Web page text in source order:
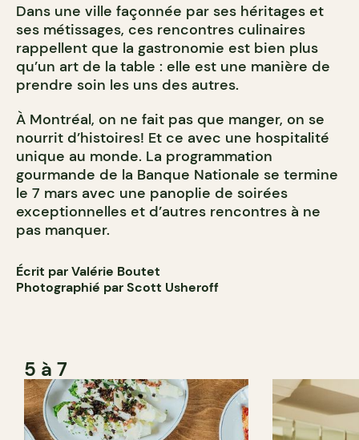
Dans une ville façonnée par ses héritages et
ses métissages, ces rencontres culinaires
rappellent que la gastronomie est bien plus
qu’un art de la table : elle est une manière de
prendre soin les uns des autres.
À Montréal, on ne fait pas que manger, on se
nourrit d’histoires! Et ce avec une hospitalité
unique au monde. La programmation
gourmande de la Banque Nationale se termine
le 7 mars avec une panoplie de soirées
exceptionnelles et d’autres rencontres à ne
pas manquer.
Écrit par Valérie Boutet
Photographié par Scott Usheroff
5 à 7